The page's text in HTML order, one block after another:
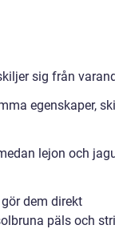
sig från
egenskaper,
lejon och
dem direkt
päls och